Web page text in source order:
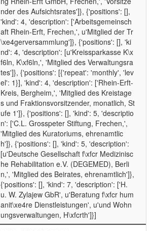
nder des Aufsichtsrates']}, {'positions': [],
'kind': 4, 'description': ['Arbeitsgemeinsch
aft Rhein-Erft, Frechen,', u'Mitglied der Tr
\xe4gerversammlung']}, {'positions': [], 'ki
nd': 4, 'description': [u'Kreissparkasse K\x
f6ln, K\xf6ln,', 'Mitglied des Verwaltungsra
tes']}, {'positions': [{'repeat': 'monthly', 'lev
el': 1}], 'kind': 4, 'description': ['Rhein-Erft-
Kreis, Bergheim,', 'Mitglied des Kreistage
s und Fraktionsvorsitzender, monatlich, St
ufe 1']}, {'positions': [], 'kind': 5, 'descriptio
n': ['C.L. Grosspeter Stiftung, Frechen,',
'Mitglied des Kuratoriums, ehrenamtlic
h']}, {'positions': [], 'kind': 5, 'description':
[u'Deutsche Gesellschaft f\xfcr Medizinisc
he Rehabilitation e.V. (DEGEMED), Berli
n,', 'Mitglied des Beirates, ehrenamtlich']},
{'positions': [], 'kind': 7, 'description': ['H.
u. W. Zylajew GbR', u'Beratung f\xfcr hum
anit\xe4re Dienstleistungen', u'und Wohn
ungsverwaltungen, H\xfcrth']}]